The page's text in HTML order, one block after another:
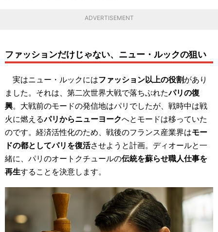
ADVERTISEMENT
ファッションだけじゃない、ニュー・ルックの狙い
実はニュー・ルックにはファッション以上の役割があり
ました。それは、第二次世界大戦で落ちぶれたパリの復
興。大戦前のモードの発信地はパリでしたが、戦時中は戦
火に燃えるパリからニューヨークへとモードは移っていた
のです。経済活性化のため、戦後のフランス産業界はモー
ドの都としてパリを復活させようと計画。ディオールと一
緒に、パリのオートクチュールの伝統を蘇らせ職人仕事を
再生することを決意します。